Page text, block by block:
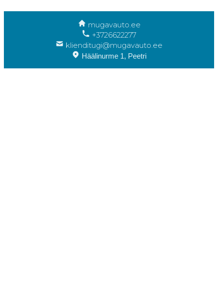
mugavauto.ee
+3726622277
klienditugi@mugavauto.ee
Häälinurme 1, Peetri